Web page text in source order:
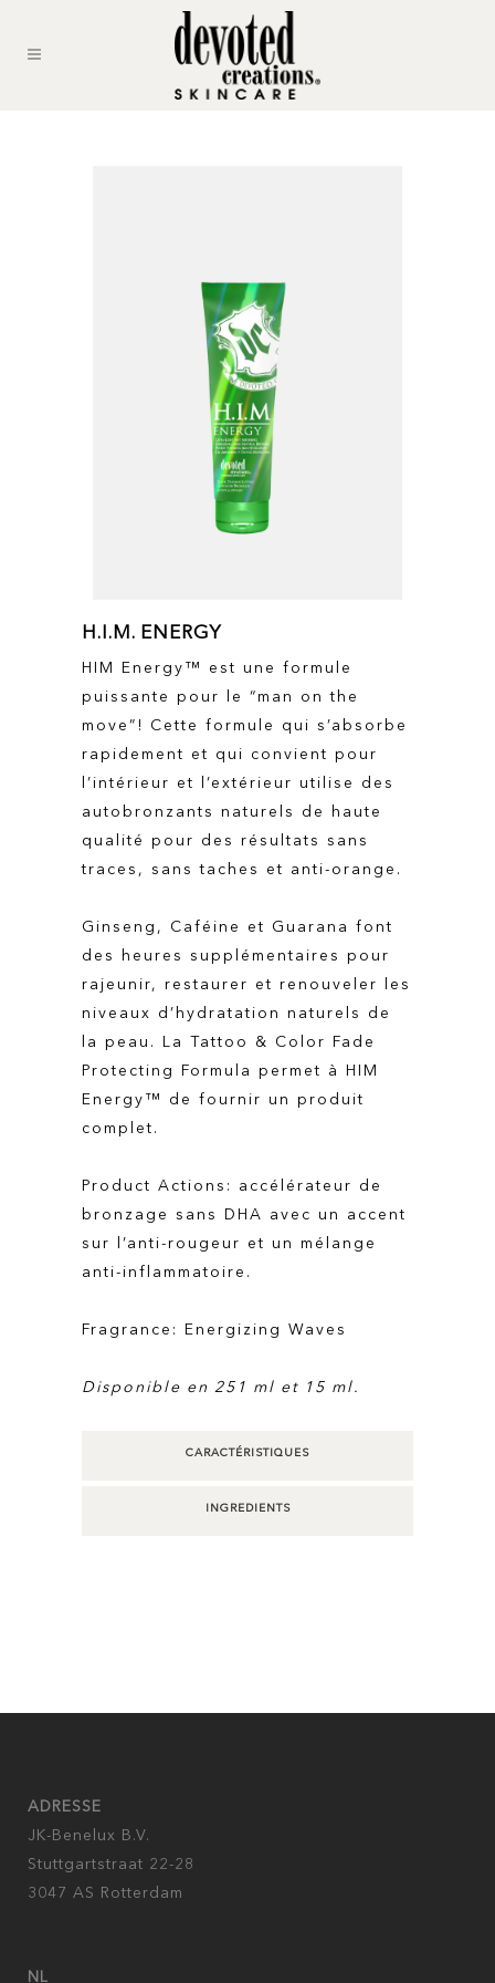
H.I.M. ENERGY
HIM Energy™ est une formule
puissante pour le “man on the
move”! Cette formule qui s’absorbe
rapidement et qui convient pour
l’intérieur et l’extérieur utilise des
autobronzants naturels de haute
qualité pour des résultats sans
traces, sans taches et anti-orange.
Ginseng, Caféine et Guarana font
des heures supplémentaires pour
rajeunir, restaurer et renouveler les
niveaux d’hydratation naturels de
la peau. La Tattoo & Color Fade
Protecting Formula permet à HIM
Energy™ de fournir un produit
complet.
Product Actions: accélérateur de
bronzage sans DHA avec un accent
sur l’anti-rougeur et un mélange
anti-inflammatoire.
Fragrance: Energizing Waves
Disponible en 251 ml et 15 ml.
CARACTÉRISTIQUES
INGREDIENTS
ADRESSE
JK-Benelux B.V.
Stuttgartstraat 22-28
3047 AS Rotterdam
NL